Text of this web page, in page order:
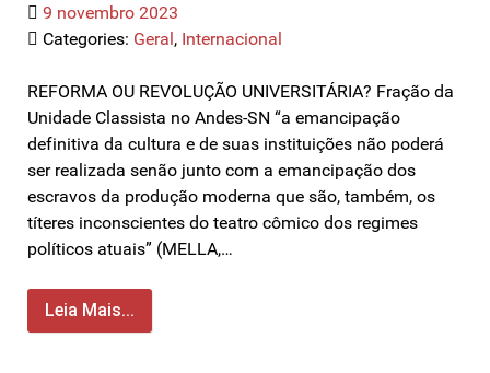
9 novembro 2023
Categories: Geral, Internacional
REFORMA OU REVOLUÇÃO UNIVERSITÁRIA? Fração da
Unidade Classista no Andes-SN “a emancipação
definitiva da cultura e de suas instituições não poderá
ser realizada senão junto com a emancipação dos
escravos da produção moderna que são, também, os
títeres inconscientes do teatro cômico dos regimes
políticos atuais” (MELLA,…
Leia Mais...